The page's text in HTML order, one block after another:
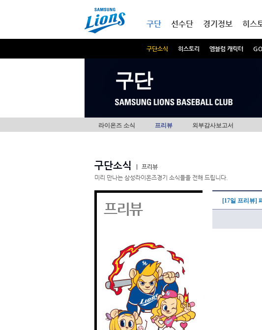
구단
구단소식 히스토리 엠블럼 캐릭터
선수단 경기정보 히스
구단
라이온즈 소식 프리뷰 외부감사보고서
구단소식
프리뷰
미리 만나는 삼성라이온즈경기 소식들을 전해 드립니다.
프리뷰 [17일 프리뷰]